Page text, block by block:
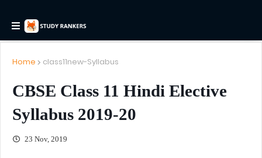
Home class11new-Syllabus
CBSE Class 11 Hindi Elective
Syllabus 2019-20
23 Nov, 2019